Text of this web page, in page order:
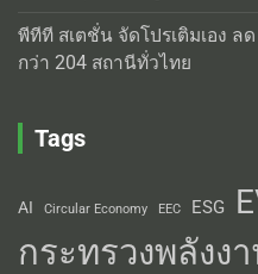
พีทีที สเตชั่น จัดโปรเติมเอง
กว่า 204 สถานีทั่วไทย
Tags
AI Circular Economy EEC ESG
กระทรวงพลังง